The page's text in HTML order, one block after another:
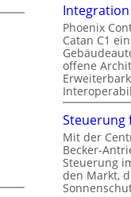
Integration
Phoenix
Catan C1
offene
Steuerung
Mit der
Becker-
Steuerung
den Markt,